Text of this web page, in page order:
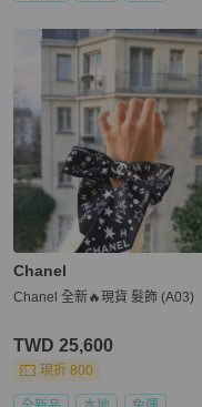
Chanel
Chanel 全新🔥現貨 髮飾 (A03)
TWD 25,600
現折 800